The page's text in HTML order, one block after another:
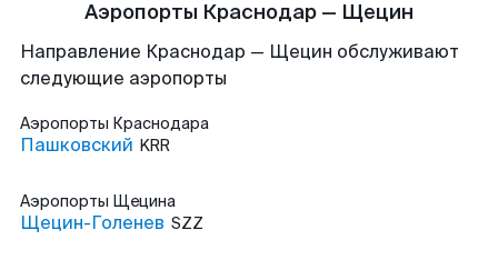
Аэропорты Краснодар — Щецин
Направление Краснодар — Щецин обслуживают
следующие аэропорты
Аэропорты Краснодара
Пашковский KRR
Аэропорты Щецина
Щецин-Голенев SZZ